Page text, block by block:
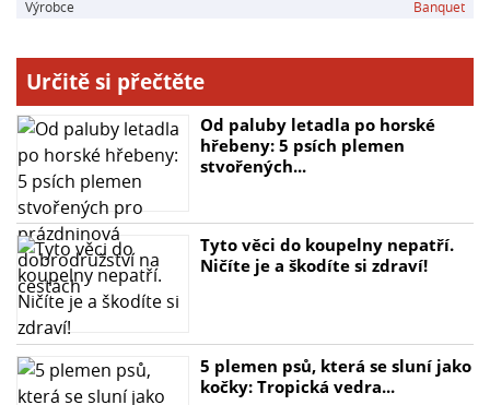
Výrobce Banquet
Určitě si přečtěte
Od paluby letadla po horské
hřebeny: 5 psích plemen
stvořených...
Tyto věci do koupelny nepatří.
Ničíte je a škodíte si zdraví!
5 plemen psů, která se sluní jako
kočky: Tropická vedra...